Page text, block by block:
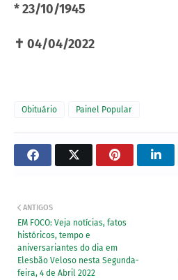
* 23/10/1945
✝ 04/04/2022
Obituário Painel Popular
ANTIGOS
EM FOCO: Veja notícias, fatos
históricos, tempo e
aniversariantes do dia em
Elesbão Veloso nesta Segunda-
feira, 4 de Abril 2022